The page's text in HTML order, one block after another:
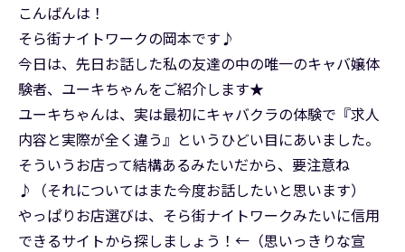
こんばんは！
そら街ナイトワークの岡本です♪
今日は、先日お話した私の友達の中の唯一のキャバ嬢体
験者、ユーキちゃんをご紹介します★
ユーキちゃんは、実は最初にキャバクラの体験で『求人
内容と実際が全く違う』というひどい目にあいました。
そういうお店って結構あるみたいだから、要注意ね
♪（それについてはまた今度お話したいと思います）
やっぱりお店選びは、そら街ナイトワークみたいに信用
できるサイトから探しましょう！←（思いっきりな宣